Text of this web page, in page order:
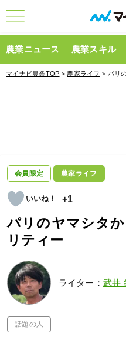
農業ニュース 農業スキル
マイナビ農業TOP > 農家ライフ > パリ
会員限定 農家ライフ
+1
パリのヤマシタ
リティー
ライター： 武井
話題の人